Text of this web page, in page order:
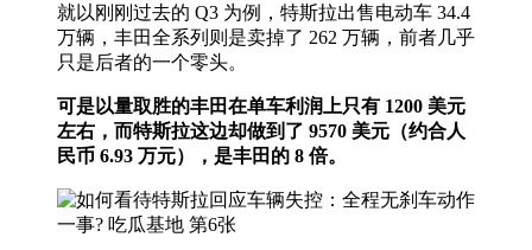
就以刚刚过去的 Q3 为例，特斯拉出售电动车 34.4
万辆，丰田全系列则是卖掉了 262 万辆，前者几乎
只是后者的一个零头。
可是以量取胜的丰田在单车利润上只有 1200 美元
左右，而特斯拉这边却做到了 9570 美元（约合人
民币 6.93 万元），是丰田的 8 倍。